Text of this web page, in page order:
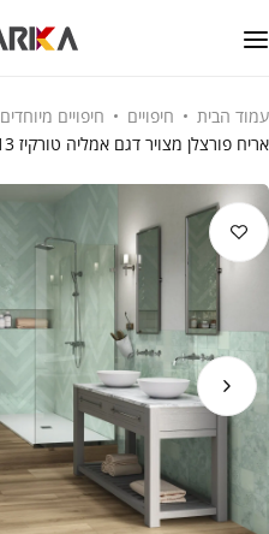
עמוד הבית חיפויים
חיפויים מיוחדים
אריח פורצלן מצויר דגם אמליה טורקיז 13×13 ס"מ